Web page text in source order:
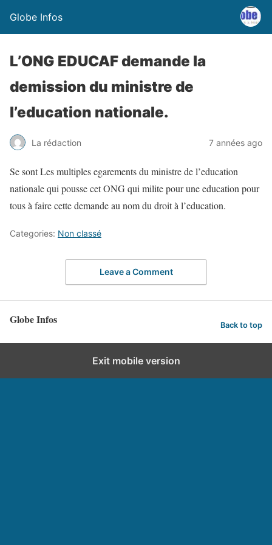
Globe Infos
L’ONG EDUCAF demande la
demission du ministre de
l’education nationale.
La rédaction 7 années ago
Se sont Les multiples egarements du ministre de l’education
nationale qui pousse cet ONG qui milite pour une education pour
tous à faire cette demande au nom du droit à l’education.
Categories: Non classé
Leave a Comment
Globe Infos Back to top
Exit mobile version